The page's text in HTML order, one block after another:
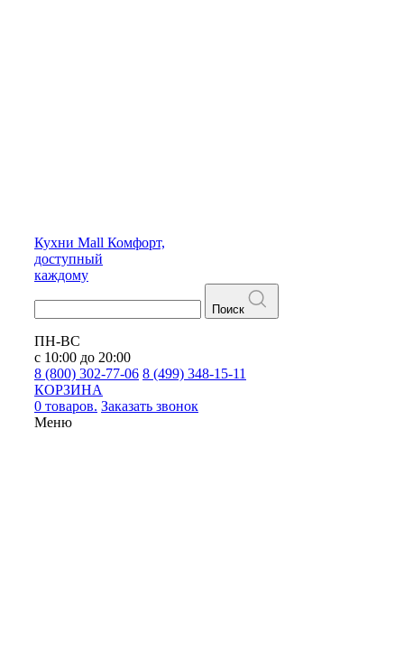
Кухни Mall Комфорт,
доступный
каждому
Поиск
ПН-ВС
с 10:00 до 20:00
8 (800) 302-77-06 8 (499) 348-15-11
КОРЗИНА
0 товаров. Заказать звонок
Меню